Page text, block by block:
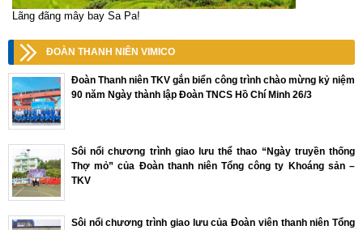
Lãng đãng mây bay Sa Pa!
ĐOÀN THANH NIÊN VIMICO
Đoàn Thanh niên TKV gắn biển công trình chào mừng kỷ niệm
90 năm Ngày thành lập Đoàn TNCS Hồ Chí Minh 26/3
Sôi nổi chương trình giao lưu thể thao “Ngày truyền thống
Thợ mỏ” của Đoàn thanh niên Tổng công ty Khoáng sản –
TKV
Sôi nổi chương trình giao lưu của Đoàn viên thanh niên Tổng